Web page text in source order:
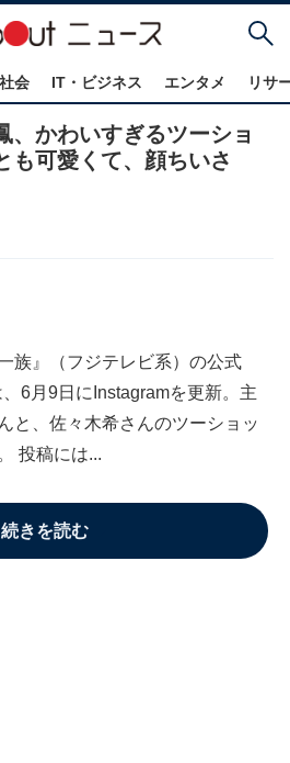
社会 IT・ビジネス エンタメ リサ
、かわいすぎるツーショ
も可愛くて、顔ちいさ
族』（フジテレビ系）の公式
6月9日にInstagramを更新。主
と、佐々木希さんのツーショッ
投稿には...
続きを読む